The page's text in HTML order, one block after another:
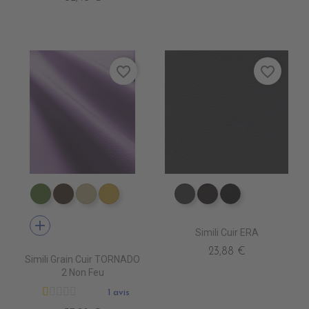
EN3340 ALGREEN
EN3310 GOVA
EN3390 CLAY
EN3430 CITRON
add
Simili Grain Cuir TORNADO
2 Non Feu
1 avis
favorite_border
EV4010 ANTHRACITE
EV4020 MARRON
EV4000 NOIR
Simili Cuir ERA
23,88 €
favorite_border